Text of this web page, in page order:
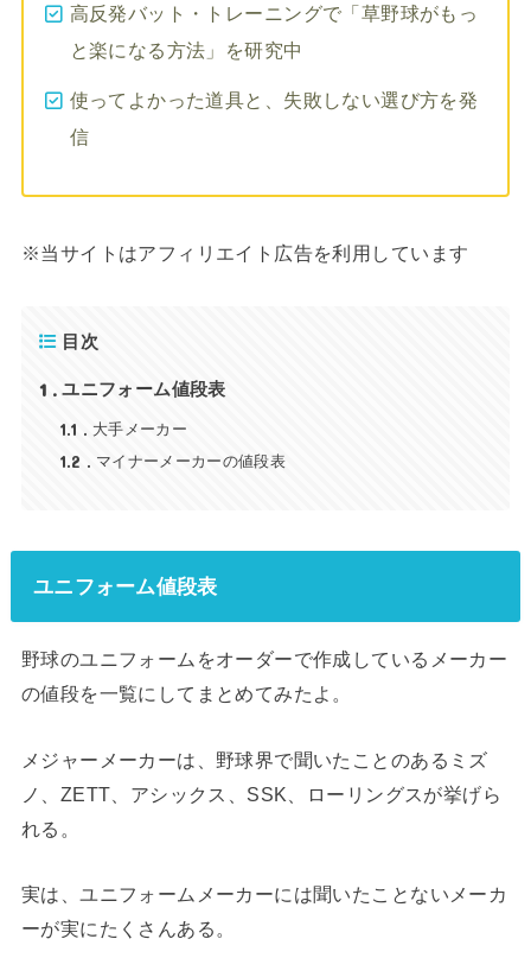
高反発バット・トレーニングで「草野球がもっ
と楽になる方法」を研究中
使ってよかった道具と、失敗しない選び方を発
信
※当サイトはアフィリエイト広告を利用しています
目次
1 ユニフォーム値段表
1.1 大手メーカー
1.2 マイナーメーカーの値段表
ユニフォーム値段表
野球のユニフォームをオーダーで作成しているメーカー
の値段を一覧にしてまとめてみたよ。
メジャーメーカーは、野球界で聞いたことのあるミズ
ノ、ZETT、アシックス、SSK、ローリングスが挙げら
れる。
実は、ユニフォームメーカーには聞いたことないメーカ
ーが実にたくさんある。